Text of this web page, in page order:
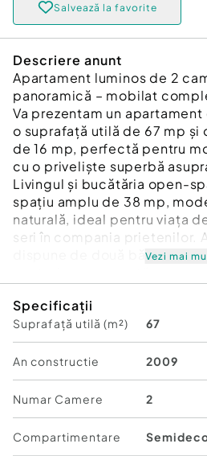
Salvează la favorite
Descriere anunt
Apartament luminos de 2
panoramică – mobilat
Va prezentam un
o suprafață utilă de 67 mp și
de 16 mp, perfectă pentru
cu o priveliște superbă
Livingul și bucătăria open-
spațiu amplu de 38 mp,
naturală, ideal pentru viața
seri în compania prietenilor.
dispune de două băi,
imaginile de prezentare —
doar obiectele personale.
electronicele și
din prima zi.
Conectivitatea este
12 minute de mers pe jos
Eroii Revoluției
18 minute până la Orășelul
20 minute până la metrou
Vezi mai
Specificații
Suprafață utilă (m²) 67
An constructie 2009
Numar Camere 2
Compartimentare